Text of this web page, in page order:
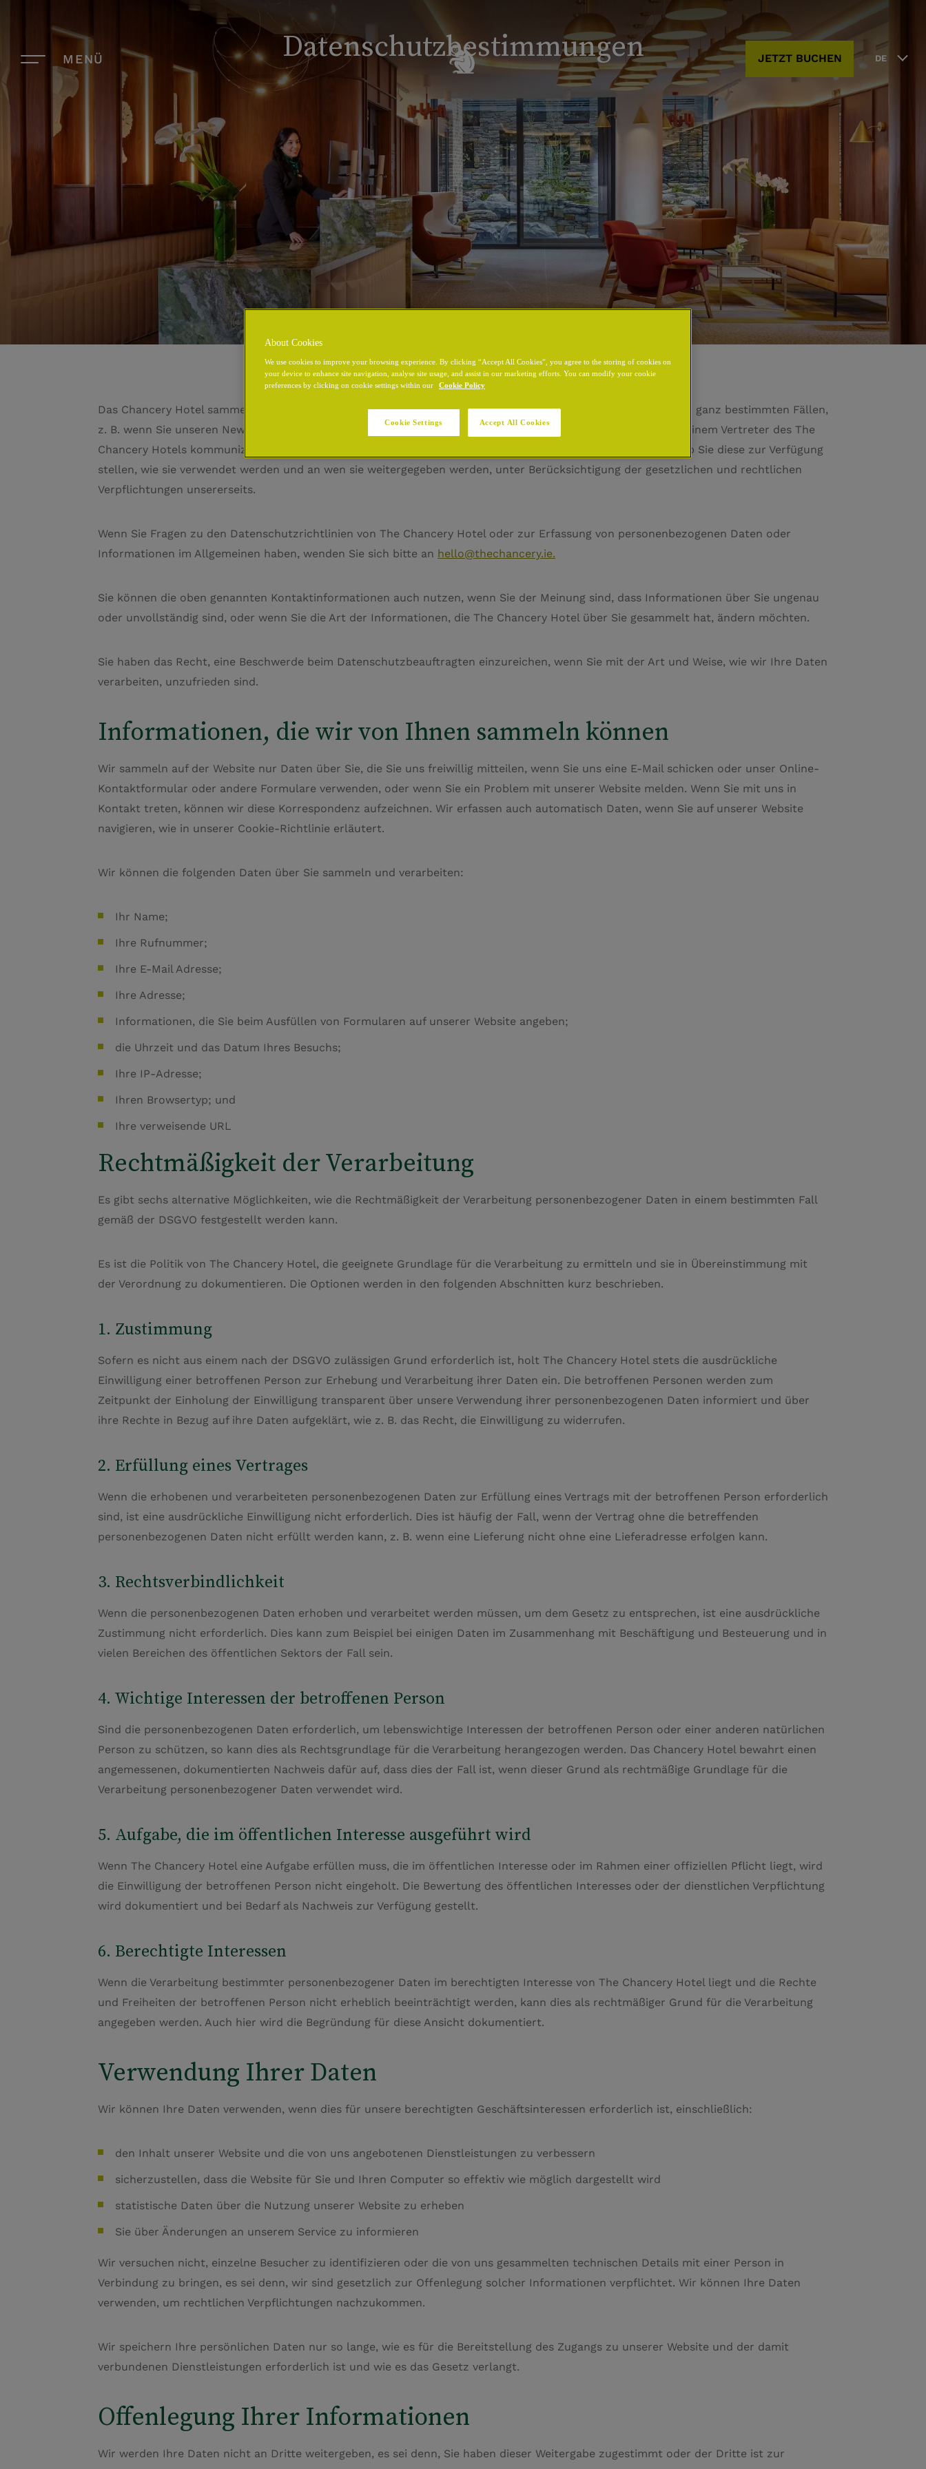
MENÜ JETZT BUCHEN DE
Datenschutzbestimmungen
Das Chancery Hotel sammelt, speichert, verwendet oder gibt keine personenbezogenen Daten weiter, außer in ganz bestimmten Fällen,
z. B. wenn Sie unseren Newsletter abonnieren, unser Kontaktformular verwenden oder bereits mehrfach mit einem Vertreter des The
Chancery Hotels kommuniziert haben. Wann immer wir solche Informationen sammeln, haben Sie die Wahl, ob Sie diese zur Verfügung
stellen, wie sie verwendet werden und an wen sie weitergegeben werden, unter Berücksichtigung der gesetzlichen und rechtlichen
Verpflichtungen unsererseits.
Wenn Sie Fragen zu den Datenschutzrichtlinien von The Chancery Hotel oder zur Erfassung von personenbezogenen Daten oder
Informationen im Allgemeinen haben, wenden Sie sich bitte an hello@thechancery.ie.
Sie können die oben genannten Kontaktinformationen auch nutzen, wenn Sie der Meinung sind, dass Informationen über Sie ungenau
oder unvollständig sind, oder wenn Sie die Art der Informationen, die The Chancery Hotel über Sie gesammelt hat, ändern möchten.
Sie haben das Recht, eine Beschwerde beim Datenschutzbeauftragten einzureichen, wenn Sie mit der Art und Weise, wie wir Ihre Daten
verarbeiten, unzufrieden sind.
Informationen, die wir von Ihnen sammeln können
Wir sammeln auf der Website nur Daten über Sie, die Sie uns freiwillig mitteilen, wenn Sie uns eine E-Mail schicken oder unser Online-
Kontaktformular oder andere Formulare verwenden, oder wenn Sie ein Problem mit unserer Website melden. Wenn Sie mit uns in
Kontakt treten, können wir diese Korrespondenz aufzeichnen. Wir erfassen auch automatisch Daten, wenn Sie auf unserer Website
navigieren, wie in unserer Cookie-Richtlinie erläutert.
Wir können die folgenden Daten über Sie sammeln und verarbeiten:
Ihr Name;
Ihre Rufnummer;
Ihre E-Mail Adresse;
Ihre Adresse;
Informationen, die Sie beim Ausfüllen von Formularen auf unserer Website angeben;
die Uhrzeit und das Datum Ihres Besuchs;
Ihre IP-Adresse;
Ihren Browsertyp; und
Ihre verweisende URL
Rechtmäßigkeit der Verarbeitung
Es gibt sechs alternative Möglichkeiten, wie die Rechtmäßigkeit der Verarbeitung personenbezogener Daten in einem bestimmten Fall
gemäß der DSGVO festgestellt werden kann.
Es ist die Politik von The Chancery Hotel, die geeignete Grundlage für die Verarbeitung zu ermitteln und sie in Übereinstimmung mit
der Verordnung zu dokumentieren. Die Optionen werden in den folgenden Abschnitten kurz beschrieben.
1. Zustimmung
Sofern es nicht aus einem nach der DSGVO zulässigen Grund erforderlich ist, holt The Chancery Hotel stets die ausdrückliche
Einwilligung einer betroffenen Person zur Erhebung und Verarbeitung ihrer Daten ein. Die betroffenen Personen werden zum
Zeitpunkt der Einholung der Einwilligung transparent über unsere Verwendung ihrer personenbezogenen Daten informiert und über
ihre Rechte in Bezug auf ihre Daten aufgeklärt, wie z. B. das Recht, die Einwilligung zu widerrufen.
2. Erfüllung eines Vertrages
Wenn die erhobenen und verarbeiteten personenbezogenen Daten zur Erfüllung eines Vertrags mit der betroffenen Person erforderlich
sind, ist eine ausdrückliche Einwilligung nicht erforderlich. Dies ist häufig der Fall, wenn der Vertrag ohne die betreffenden
personenbezogenen Daten nicht erfüllt werden kann, z. B. wenn eine Lieferung nicht ohne eine Lieferadresse erfolgen kann.
3. Rechtsverbindlichkeit
Wenn die personenbezogenen Daten erhoben und verarbeitet werden müssen, um dem Gesetz zu entsprechen, ist eine ausdrückliche
Zustimmung nicht erforderlich. Dies kann zum Beispiel bei einigen Daten im Zusammenhang mit Beschäftigung und Besteuerung und in
vielen Bereichen des öffentlichen Sektors der Fall sein.
4. Wichtige Interessen der betroffenen Person
Sind die personenbezogenen Daten erforderlich, um lebenswichtige Interessen der betroffenen Person oder einer anderen natürlichen
Person zu schützen, so kann dies als Rechtsgrundlage für die Verarbeitung herangezogen werden. Das Chancery Hotel bewahrt einen
angemessenen, dokumentierten Nachweis dafür auf, dass dies der Fall ist, wenn dieser Grund als rechtmäßige Grundlage für die
Verarbeitung personenbezogener Daten verwendet wird.
5. Aufgabe, die im öffentlichen Interesse ausgeführt wird
Wenn The Chancery Hotel eine Aufgabe erfüllen muss, die im öffentlichen Interesse oder im Rahmen einer offiziellen Pflicht liegt, wird
die Einwilligung der betroffenen Person nicht eingeholt. Die Bewertung des öffentlichen Interesses oder der dienstlichen Verpflichtung
wird dokumentiert und bei Bedarf als Nachweis zur Verfügung gestellt.
6. Berechtigte Interessen
Wenn die Verarbeitung bestimmter personenbezogener Daten im berechtigten Interesse von The Chancery Hotel liegt und die Rechte
und Freiheiten der betroffenen Person nicht erheblich beeinträchtigt werden, kann dies als rechtmäßiger Grund für die Verarbeitung
angegeben werden. Auch hier wird die Begründung für diese Ansicht dokumentiert.
Verwendung Ihrer Daten
Wir können Ihre Daten verwenden, wenn dies für unsere berechtigten Geschäftsinteressen erforderlich ist, einschließlich:
den Inhalt unserer Website und die von uns angebotenen Dienstleistungen zu verbessern
sicherzustellen, dass die Website für Sie und Ihren Computer so effektiv wie möglich dargestellt wird
statistische Daten über die Nutzung unserer Website zu erheben
Sie über Änderungen an unserem Service zu informieren
Wir versuchen nicht, einzelne Besucher zu identifizieren oder die von uns gesammelten technischen Details mit einer Person in
Verbindung zu bringen, es sei denn, wir sind gesetzlich zur Offenlegung solcher Informationen verpflichtet. Wir können Ihre Daten
verwenden, um rechtlichen Verpflichtungen nachzukommen.
Wir speichern Ihre persönlichen Daten nur so lange, wie es für die Bereitstellung des Zugangs zu unserer Website und der damit
verbundenen Dienstleistungen erforderlich ist und wie es das Gesetz verlangt.
Offenlegung Ihrer Informationen
Wir werden Ihre Daten nicht an Dritte weitergeben, es sei denn, Sie haben dieser Weitergabe zugestimmt oder der Dritte ist zur
About Cookies
We use cookies to improve your browsing experience. By clicking “Accept All Cookies”, you agree to the storing of cookies on
your device to enhance site navigation, analyse site usage, and assist in our marketing efforts. You can modify your cookie
preferences by clicking on cookie settings within our
Cookie Policy
Cookie Settings Accept All Cookies